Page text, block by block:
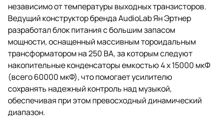
независимо от температуры выходных транзисторов.
Ведущий конструктор бренда AudioLab Ян Эртнер
разработал блок питания с большим запасом
мощности, оснащенный массивным тороидальным
трансформатором на 250 ВА, за которым следуют
накопительные конденсаторы емкостью 4 x 15000 мкФ
(всего 60000 мкФ), что помогает усилителю
сохранять надежный контроль над музыкой,
обеспечивая при этом превосходный динамический
диапазон.